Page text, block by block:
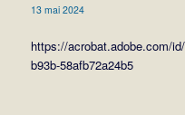
13 mai 2024
https://acrobat.adobe.com/
b93b-58afb72a24b5